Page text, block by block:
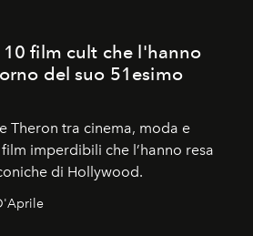
10 film cult che l'hanno
del suo 51esimo
Theron tra cinema, moda e
imperdibili che l’hanno resa
di Hollywood.